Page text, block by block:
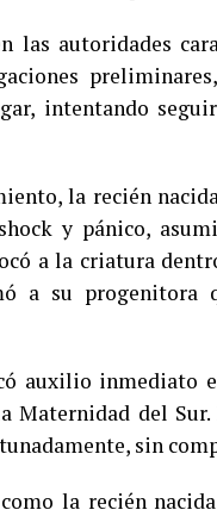
las autoridades
intentando
la recién
y pánico,
a la criatura
a su progenitora
auxilio inmediato
del Sur.
sin
la recién